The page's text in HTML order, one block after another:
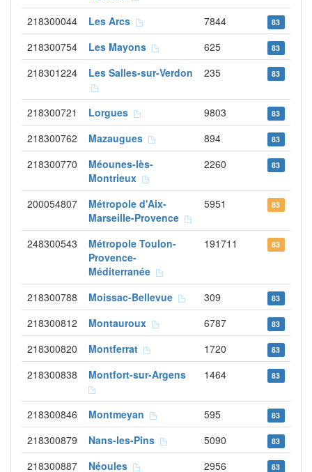
218300044 Les Arcs 7844 83
218300754 Les Mayons 625 83
218301224 Les Salles-sur-Verdon 235 83
218300721 Lorgues 9803 83
218300762 Mazaugues 894 83
218300770
Méounes-lès-
Montrieux
2260 83
200054807
Métropole d'Aix-
Marseille-Provence
5951 83
248300543
Métropole Toulon-
Provence-
Méditerranée
191711 83
218300788 Moissac-Bellevue 309 83
218300812 Montauroux 6787 83
218300820 Montferrat 1720 83
218300838 Montfort-sur-Argens 1464 83
218300846 Montmeyan 595 83
218300879 Nans-les-Pins 5090 83
218300887 Néoules 2956 83